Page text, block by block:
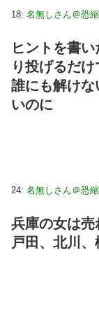
18: 名無しさん＠恐
ヒントを書
り投げるだけ
誰にも解けな
いのに
24: 名無しさん＠恐
兵庫の女は売
戸田、北川